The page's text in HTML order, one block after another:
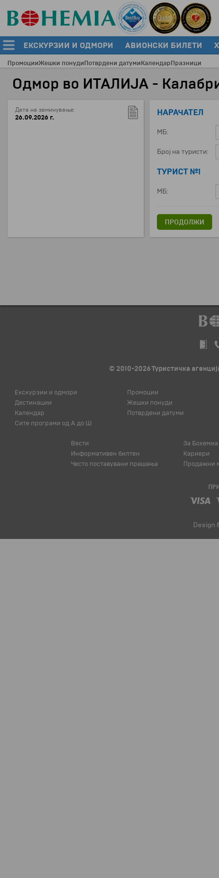
ЕКСКУРЗИИ И ОДМОРИ АВИОНСКИ БИЛЕТИ
ПромоцииЖешки понудиПотврдени датумиКалендарПразници
Одмор во ИТАЛИJА -
Дата на заминување:
26.09.2026 г. НАРАЧАТЕЛ
МБ:
Број на туристи:
ТУРИСТ №1
МБ:
ПРОДОЛЖИ
© 2010-2026 Туристичка
Екскурзии и одмори
Дестинации
Календар
Сите програми од А до Ш
Промоции
Жешки понуди
Потврдени датуми
Вести
Информативен билтен
Често поставувани прашања
За Бохемиа
Кариери
Продажни
Design